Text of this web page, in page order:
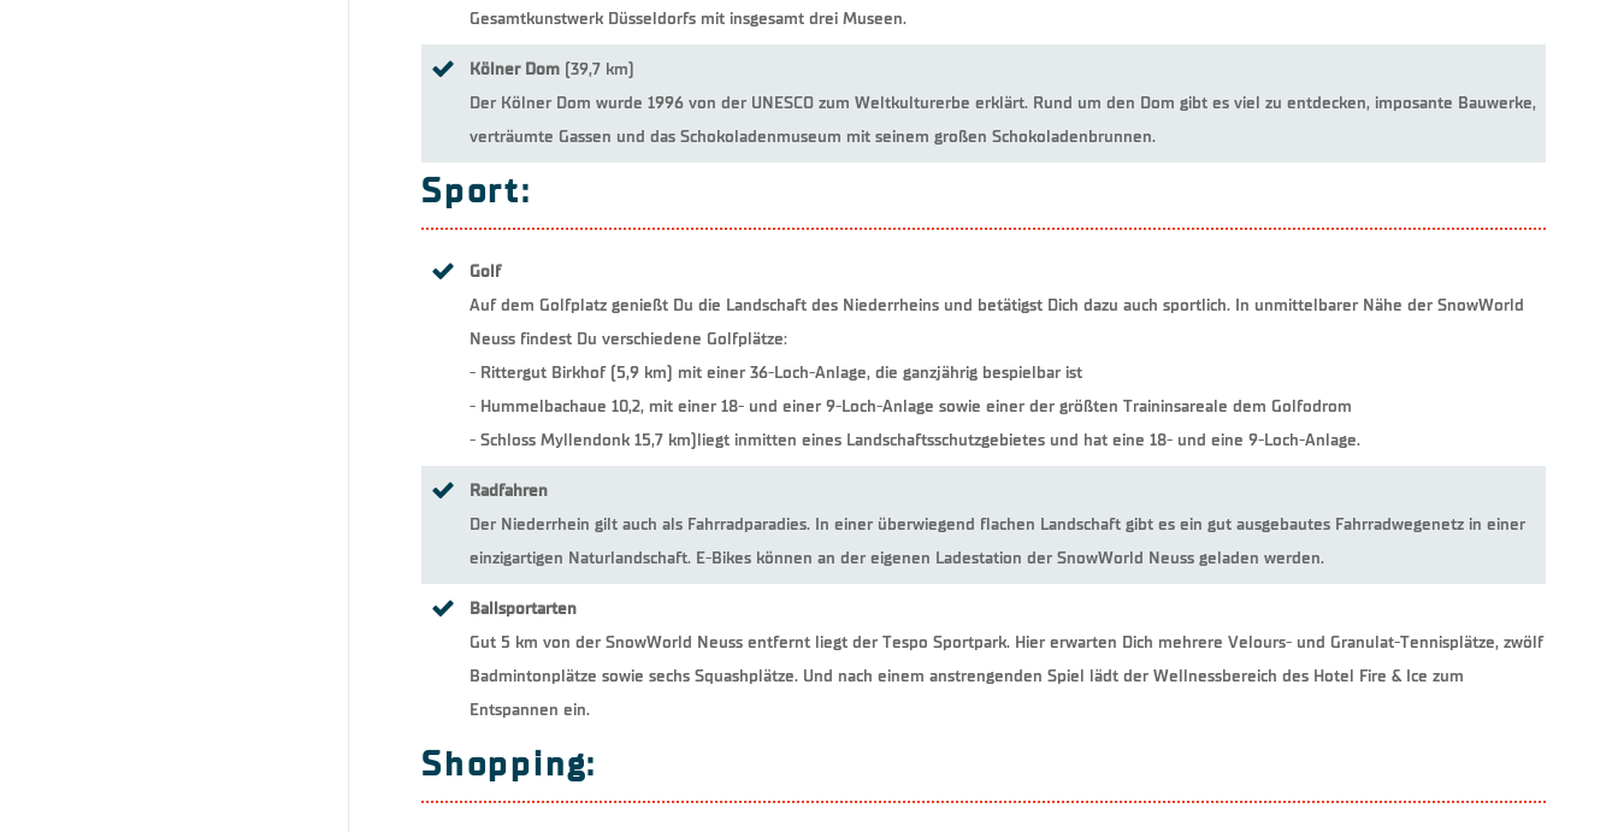
Gesamtkunstwerk Düsseldorfs mit insgesamt drei Museen.
Kölner Dom (39,7 km)
Der Kölner Dom wurde 1996 von der UNESCO zum Weltkulturerbe erklärt. Rund um den Dom gibt es viel zu entdecken, imposante Bauwerke,
verträumte Gassen und das Schokoladenmuseum mit seinem großen Schokoladenbrunnen.
Sport:
Golf
Auf dem Golfplatz genießt Du die Landschaft des Niederrheins und betätigst Dich dazu auch sportlich. In unmittelbarer Nähe der SnowWorld
Neuss findest Du verschiedene Golfplätze:
- Rittergut Birkhof (5,9 km) mit einer 36-Loch-Anlage, die ganzjährig bespielbar ist
- Hummelbachaue 10,2, mit einer 18- und einer 9-Loch-Anlage sowie einer der größten Traininsareale dem Golfodrom
- Schloss Myllendonk 15,7 km)liegt inmitten eines Landschaftsschutzgebietes und hat eine 18- und eine 9-Loch-Anlage.
Radfahren
Der Niederrhein gilt auch als Fahrradparadies. In einer überwiegend flachen Landschaft gibt es ein gut ausgebautes Fahrradwegenetz in einer
einzigartigen Naturlandschaft. E-Bikes können an der eigenen Ladestation der SnowWorld Neuss geladen werden.
Ballsportarten
Gut 5 km von der SnowWorld Neuss entfernt liegt der Tespo Sportpark. Hier erwarten Dich mehrere Velours- und Granulat-Tennisplätze, zwölf
Badmintonplätze sowie sechs Squashplätze. Und nach einem anstrengenden Spiel lädt der Wellnessbereich des Hotel Fire & Ice zum
Entspannen ein.
Shopping: